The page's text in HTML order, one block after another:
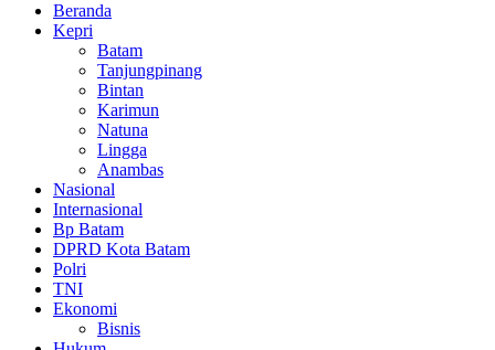
Beranda
Kepri
Batam
Tanjungpinang
Bintan
Karimun
Natuna
Lingga
Anambas
Nasional
Internasional
Bp Batam
DPRD Kota Batam
Polri
TNI
Ekonomi
Bisnis